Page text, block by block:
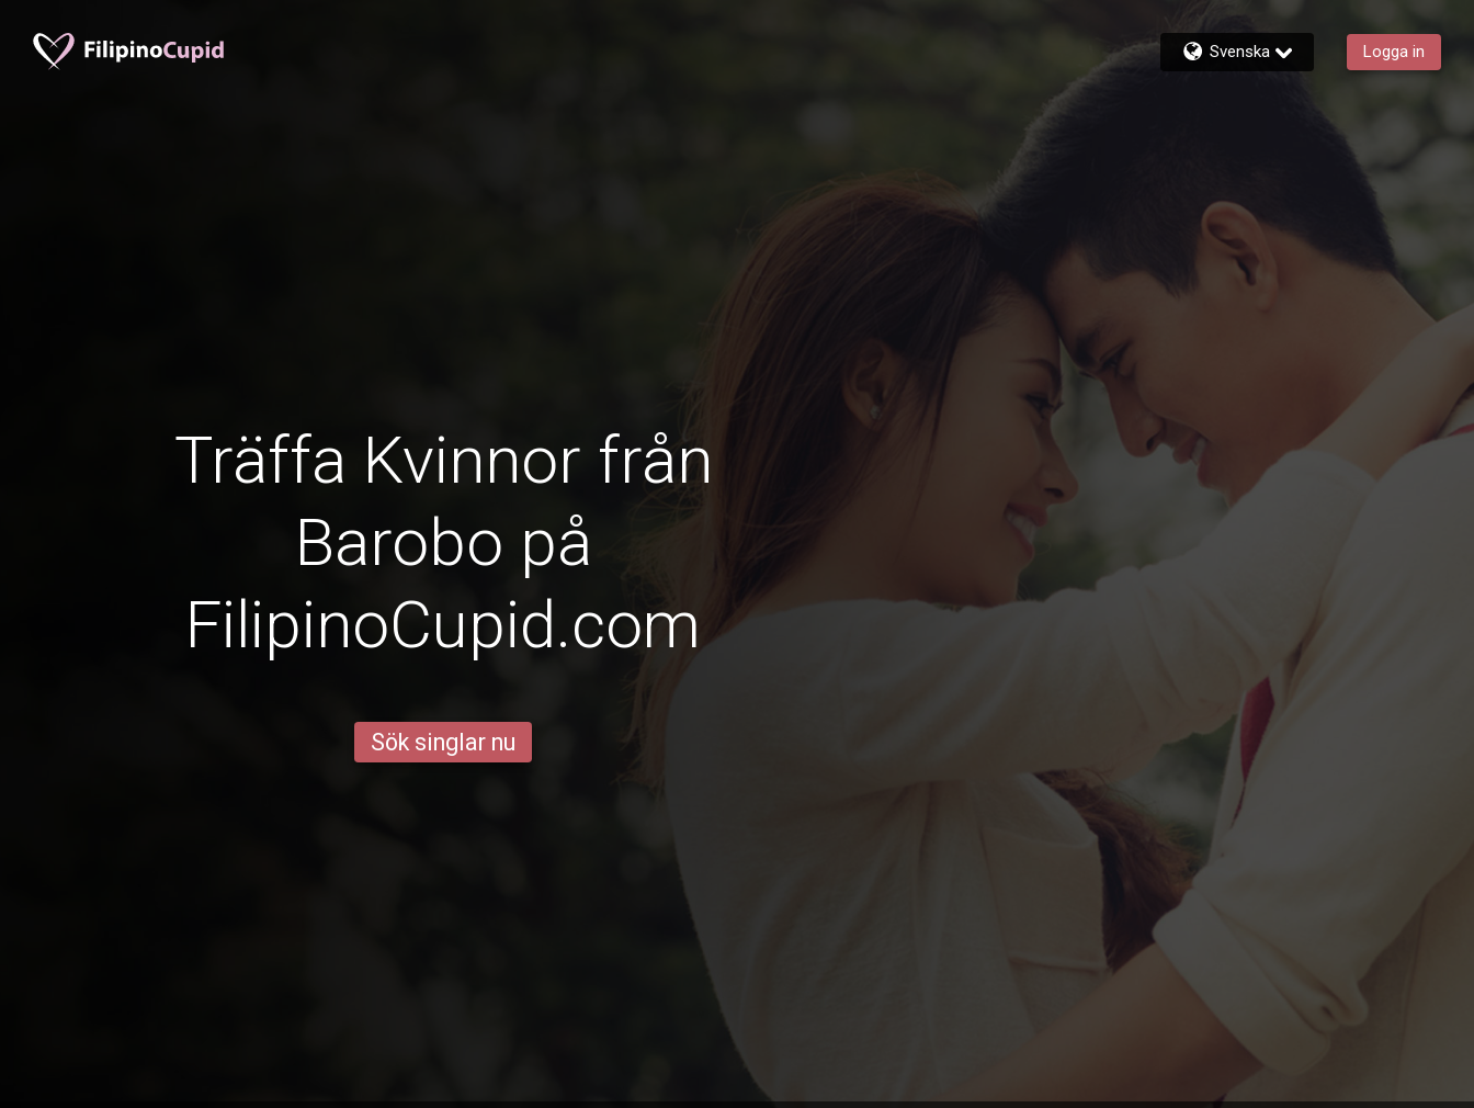
Svenska Logga in
Träffa Kvinnor från
Barobo på
FilipinoCupid.com
Sök singlar nu